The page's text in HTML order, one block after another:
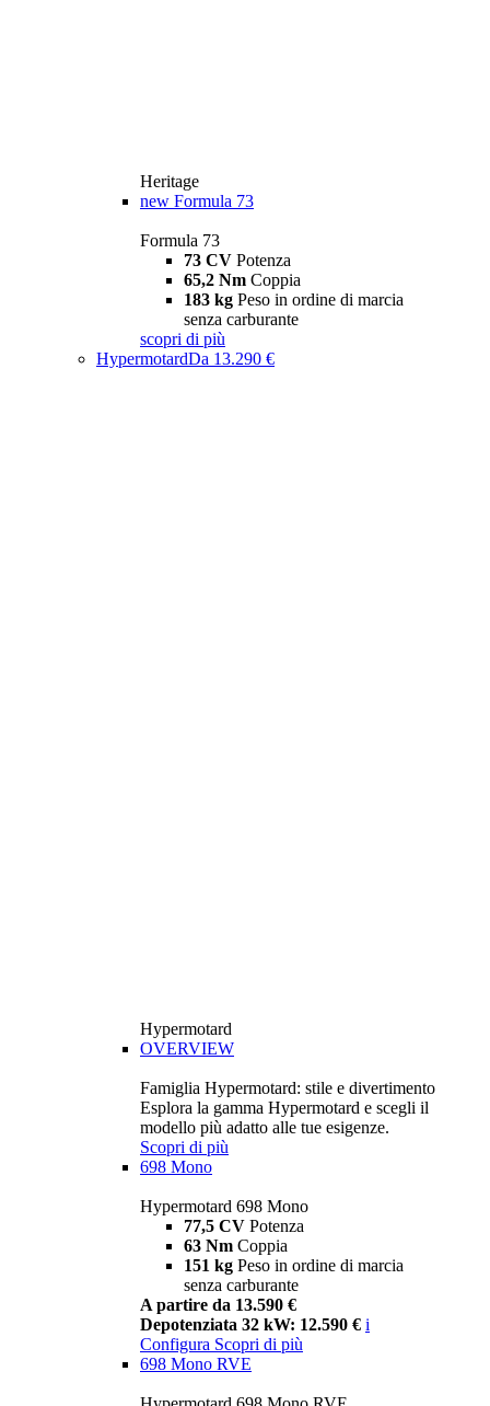
Heritage
new Formula 73
Formula 73
73 CV Potenza
65,2 Nm Coppia
183 kg Peso in ordine di marcia
senza carburante
scopri di più
HypermotardDa 13.290 €
Hypermotard
OVERVIEW
Famiglia Hypermotard: stile e divertimento
Esplora la gamma Hypermotard e scegli il
modello più adatto alle tue esigenze.
Scopri di più
698 Mono
Hypermotard 698 Mono
77,5 CV Potenza
63 Nm Coppia
151 kg Peso in ordine di marcia
senza carburante
A partire da 13.590 €
Depotenziata 32 kW: 12.590 € i
Configura Scopri di più
698 Mono RVE